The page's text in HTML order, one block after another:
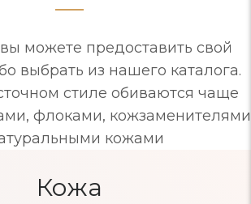
можете предоставить свой
выбрать из нашего каталога.
стиле обиваются чаще
флоками, кожзаменителями
кожами
Кожа